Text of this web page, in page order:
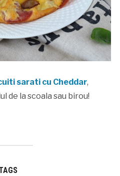
sarati cu Cheddar,
de la scoala sau birou!